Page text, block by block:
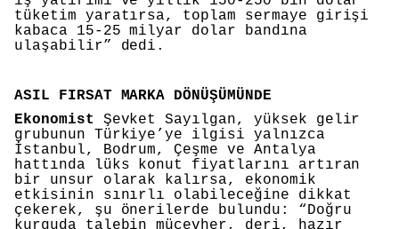
tüketim yaratırsa, toplam sermaye girişi
kabaca 15-25 milyar dolar bandına
ulaşabilir” dedi.
ASIL FIRSAT MARKA DÖNÜŞÜMÜNDE
Ekonomist Şevket Sayılgan, yüksek gelir
grubunun Türkiye’ye ilgisi yalnızca
İstanbul, Bodrum, Çeşme ve Antalya
hattında lüks konut fiyatlarını artıran
bir unsur olarak kalırsa, ekonomik
etkisinin sınırlı olabileceğine dikkat
çekerek, şu önerilerde bulundu: “Doğru